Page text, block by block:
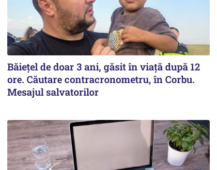
Băiețel de doar 3 ani, găsit în viață după 12
ore. Căutare contracronometru, în Corbu.
Mesajul salvatorilor